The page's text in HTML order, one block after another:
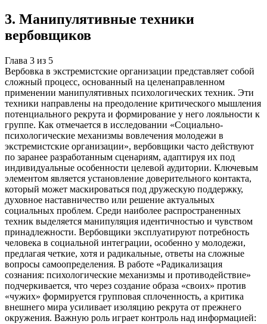
3. Манипулятивные техники
вербовщиков
Глава 3 из 5
Вербовка в экстремистские организации представляет собой
сложный процесс, основанный на целенаправленном
применении манипулятивных психологических техник. Эти
техники направлены на преодоление критического мышления
потенциального рекрута и формирование у него лояльности к
группе. Как отмечается в исследовании «Социально-
психологические механизмы вовлечения молодежи в
экстремистские организации», вербовщики часто действуют
по заранее разработанным сценариям, адаптируя их под
индивидуальные особенности целевой аудитории. Ключевым
элементом является установление доверительного контакта,
который может маскироваться под дружескую поддержку,
духовное наставничество или решение актуальных
социальных проблем. Среди наиболее распространенных
техник выделяется манипуляция идентичностью и чувством
принадлежности. Вербовщики эксплуатируют потребность
человека в социальной интеграции, особенно у молодежи,
предлагая четкие, хотя и радикальные, ответы на сложные
вопросы самоопределения. В работе «Радикализация
сознания: психологические механизмы и противодействие»
подчеркивается, что через создание образа «своих» против
«чужих» формируется групповая сплоченность, а критика
внешнего мира усиливает изоляцию рекрута от прежнего
окружения. Важную роль играет контроль над информацией: